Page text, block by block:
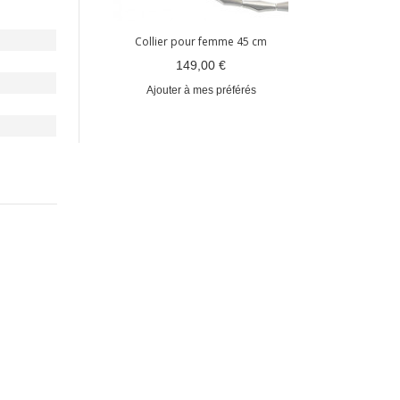
Collier pour femme 45 cm
149,00 €
Ajouter à mes préférés